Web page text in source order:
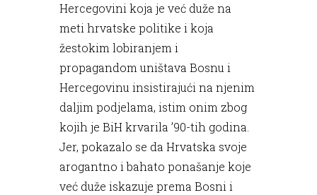
Hercegovini koja je već duže na
meti hrvatske politike i koja
žestokim lobiranjem i
propagandom uništava Bosnu i
Hercegovinu insistirajući na njenim
daljim podjelama, istim onim zbog
kojih je BiH krvarila ’90-tih godina.
Jer, pokazalo se da Hrvatska svoje
arogantno i bahato ponašanje koje
već duže iskazuje prema Bosni i